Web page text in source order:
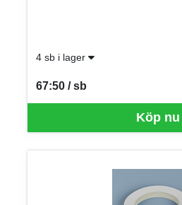
4 sb i lager
Köp nu
67:50 / sb
SEK per SB